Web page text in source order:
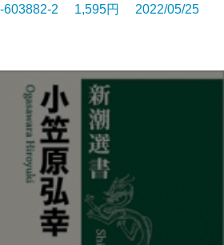
603882-2 1,595円 2022/05/25